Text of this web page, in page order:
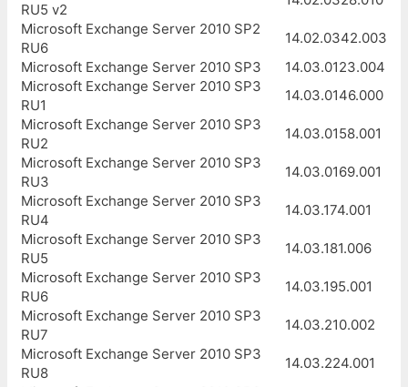
RU5 v2
Microsoft Exchange Server 2010 SP2
RU6
14.02.0342.003
Microsoft Exchange Server 2010 SP3
14.03.0123.004
Microsoft Exchange Server 2010 SP3
RU1
14.03.0146.000
Microsoft Exchange Server 2010 SP3
RU2
14.03.0158.001
Microsoft Exchange Server 2010 SP3
RU3
14.03.0169.001
Microsoft Exchange Server 2010 SP3
RU4
14.03.174.001
Microsoft Exchange Server 2010 SP3
RU5
14.03.181.006
Microsoft Exchange Server 2010 SP3
RU6
14.03.195.001
Microsoft Exchange Server 2010 SP3
RU7
14.03.210.002
Microsoft Exchange Server 2010 SP3
RU8
14.03.224.001